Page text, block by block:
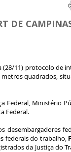
DE
(28/11) protocolo de
metros quadrados,
Federal, Ministério
Federal.
desembargadores
federais do trabalho,
da Justiça do